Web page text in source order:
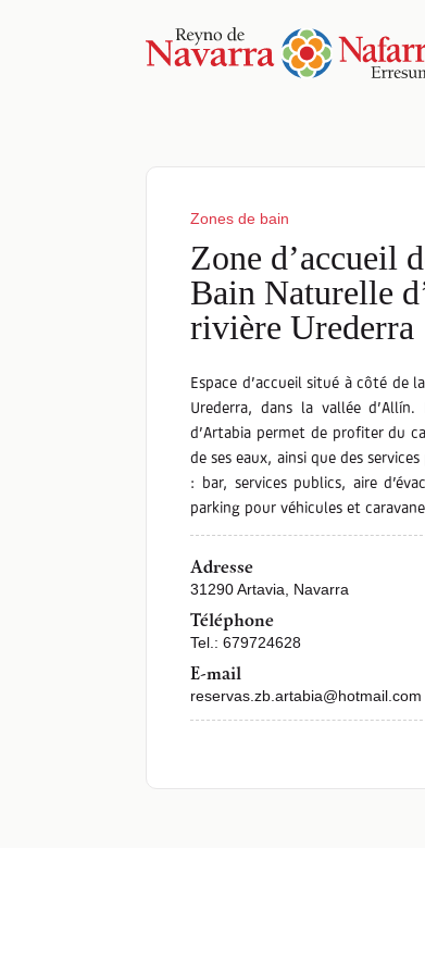
Zones de bain
Zone d’accueil
Bain Naturelle
rivière Urederra
Espace d’accueil situé à côté de
Urederra, dans la vallée
d’Artabia permet de profiter du
de ses eaux, ainsi que des
: bar, services publics, aire
parking pour véhicules et
Adresse
31290 Artavia, Navarra
Téléphone
Tel.: 679724628
E-mail
reservas.zb.artabia@hotmail.com